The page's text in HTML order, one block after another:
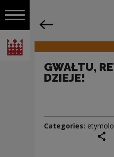
Open navigation
National Centre for Culture
Navigation
GWAŁTU,
DZIEJE!
Categories: